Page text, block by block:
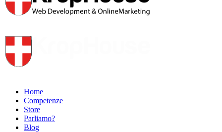
Home
Competenze
Store
Parliamo?
Blog